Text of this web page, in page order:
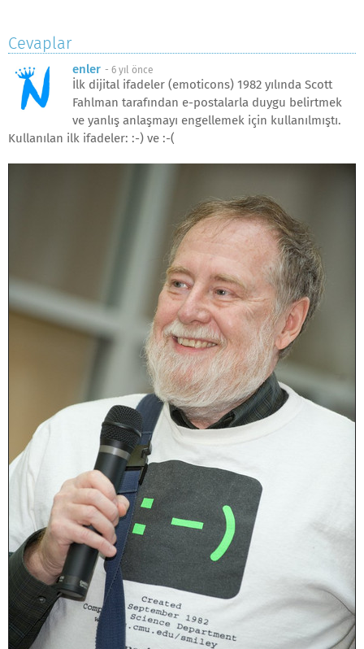
Cevaplar
enler - 6 yıl önce
İlk dijital ifadeler (emoticons) 1982 yılında Scott
Fahlman tarafından e-postalarla duygu belirtmek
ve yanlış anlaşmayı engellemek için kullanılmıştı.
Kullanılan ilk ifadeler: :-) ve :-(